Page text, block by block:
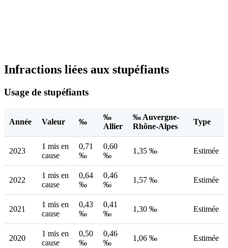
Infractions liées aux stupéfiants
Usage de stupéfiants
Année Valeur ‰
‰
Allier
‰ Auvergne-
Rhône-Alpes
Type
2023
1 mis en
cause
0,71
‰
0,60
‰
1,35 ‰ Estimée
2022
1 mis en
cause
0,64
‰
0,46
‰
1,57 ‰ Estimée
2021
1 mis en
cause
0,43
‰
0,41
‰
1,30 ‰ Estimée
2020
1 mis en
cause
0,50
‰
0,46
‰
1,06 ‰ Estimée